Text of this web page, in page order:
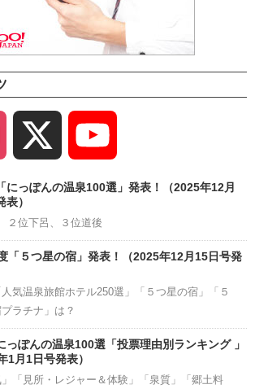
Instagram
Channel
にっぽんの温泉100選」発表！（2025年12月
）
２位下呂、３位道後
「５つ星の宿」発表！（2025年12月15日号発
気温泉旅館ホテル250選」「５つ星の宿」「５
ラチナ」は？
っぽんの温泉100選「投票理由別ランキング 」
1月1日号発表）
」「見所・レジャー＆体験」「泉質」「郷土料